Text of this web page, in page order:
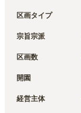
区画タイプ
宗旨宗派
区画数
開園
経営主体